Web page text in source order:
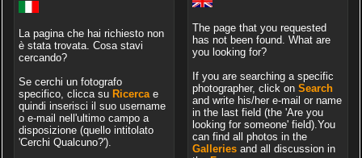
La pagina che hai richiesto non
è stata trovata. Cosa stavi
cercando?
Se cerchi un fotografo
specifico, clicca su Ricercae
quindi inserisci il suo username
o e-mail nell'ultimo campo a
disposizione (quello intitolato
'Cerchi Qualcuno?').
The page that you requested
has not been found. What are
you looking for?
If you are searching a specific
photographer, click on Search
and write his/her e-mail or name
in the last field (the 'Are you
looking for someone' field).You
can find all photos in the
Galleriesand all discussion in